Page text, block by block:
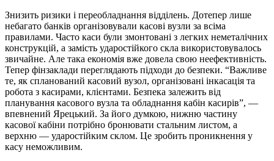
Знизить ризики і переобладнання відділень. Дотепер лише
небагато банків організовували касові вузли за всіма
правилами. Часто каси були змонтовані з легких неметалічних
конструкцій, а замість ударостійкого скла використовувалось
звичайне. Але така економія вже довела свою неефективність.
Тепер фінзаклади переглядають підходи до безпеки. “Важливе
те, як спланований касовий вузол, організовані інкасація та
робота з касирами, клієнтами. Безпека залежить від
планування касового вузла та обладнання кабін касирів”, —
впевнений Ярецький. За його думкою, нижню частину
касової кабіни потрібно бронювати стальним листом, а
верхню — ударостійким склом. Це зробить проникнення у
касу неможливим.